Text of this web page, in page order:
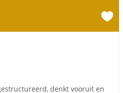
denkt vooruit en